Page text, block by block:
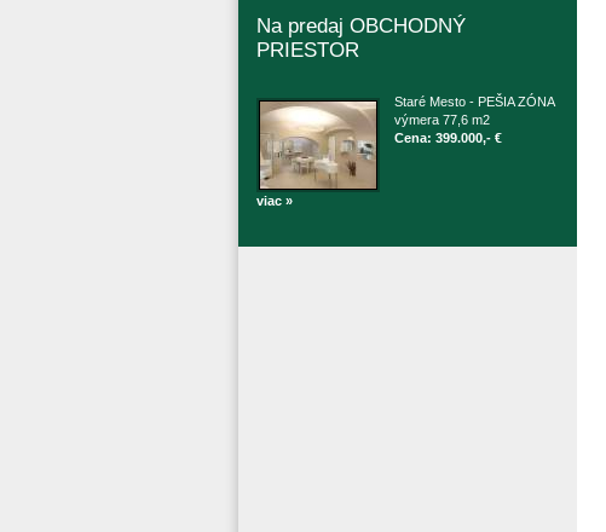
Na predaj OBCHODNÝ
PRIESTOR
Staré Mesto - PEŠIA ZÓNA
výmera 77,6 m2
Cena: 399.000,- €
viac »